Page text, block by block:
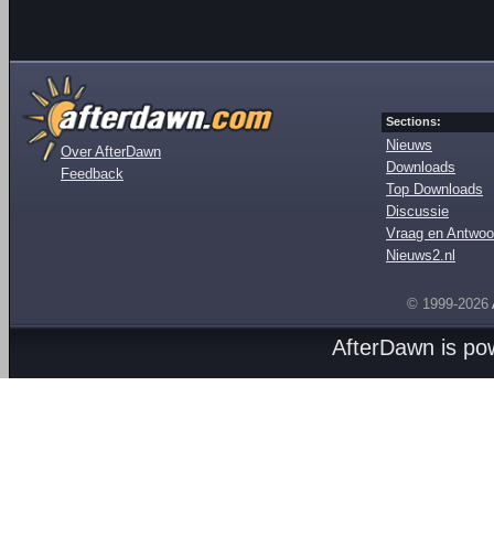
Over AfterDawn
Feedback
Sections:
Nieuws
Downloads
Top Downloads
Discussie
Vraag en
Nieuws2.nl
© 1999-2026
AfterDawn is